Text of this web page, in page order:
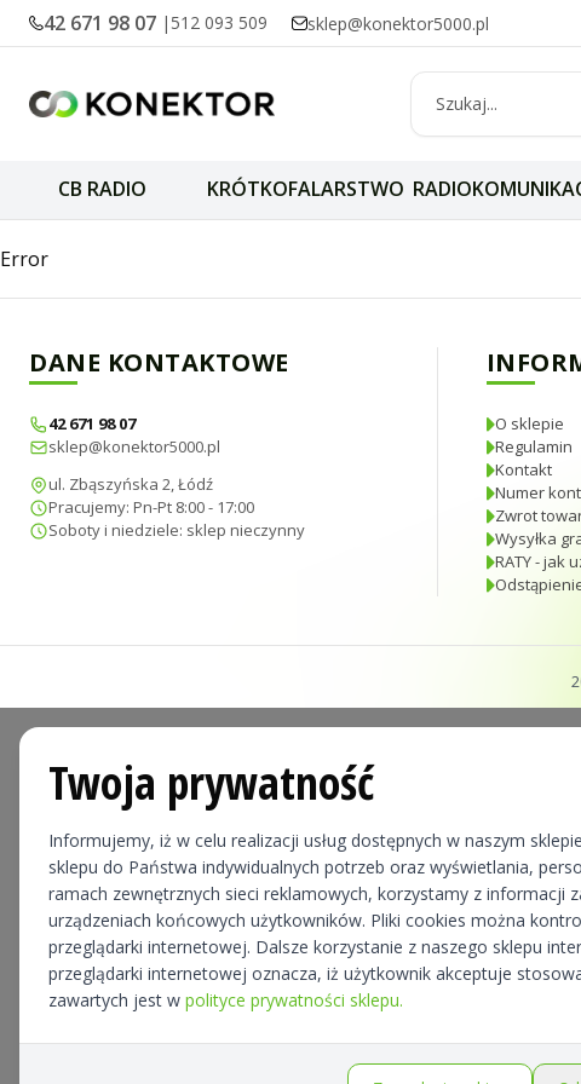
42 671 98 07 | 512 093 509 sklep@konektor5000.pl
CB RADIO KRÓTKOFALARSTWO
SIRIO TURBO
Error
DANE KONTAKTOWE
42 671 98 07
sklep@konektor5000.pl
ul. Zbąszyńska 2, Łódź
Pracujemy: Pn-Pt 8:00 - 17:00
Soboty i niedziele: sklep nieczynny
O sklepie
Regulamin
Kontakt
Numer
Zwrot
Wysyłka
RATY - jak
Twoja prywatność
Informujemy, iż w celu realizacji usług dostępnych w naszym
sklepu do Państwa indywidualnych potrzeb oraz wyświetlania,
ramach zewnętrznych sieci reklamowych, korzystamy z informacji
urządzeniach końcowych użytkowników. Pliki cookies można
przeglądarki internetowej. Dalsze korzystanie z naszego sklepu
przeglądarki internetowej oznacza, iż użytkownik akceptuje
zawartych jest w polityce prywatności sklepu.